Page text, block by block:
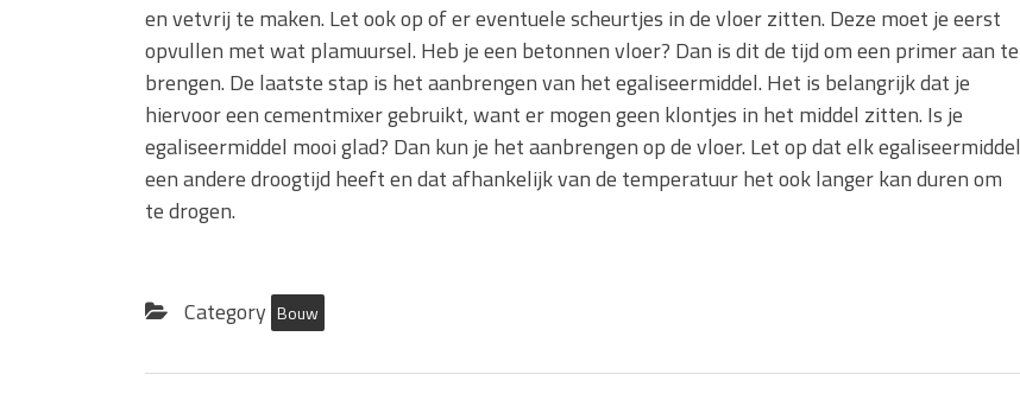
en vetvrij te maken. Let ook op of er eventuele scheurtjes in de vloer zitten. Deze moet je eerst
opvullen met wat plamuursel. Heb je een betonnen vloer? Dan is dit de tijd om een primer aan te
brengen. De laatste stap is het aanbrengen van het egaliseermiddel. Het is belangrijk dat je
hiervoor een cementmixer gebruikt, want er mogen geen klontjes in het middel zitten. Is je
egaliseermiddel mooi glad? Dan kun je het aanbrengen op de vloer. Let op dat elk egaliseermiddel
een andere droogtijd heeft en dat afhankelijk van de temperatuur het ook langer kan duren om
te drogen.
Category Bouw